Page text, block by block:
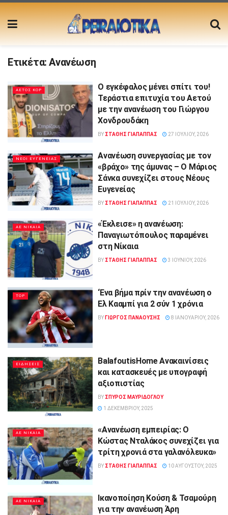
Ετικέτα:Ανανέωση
ΑΕΤΟΣ ΚΟΡ
Ο εγκέφαλος μένει σπίτι του!
Τεράστια επιτυχία του Αετού
με την ανανέωση του Γιώργου
Χονδρουδάκη
BY ΣΤΑΘΗΣ ΓΊΑΠΑΠΠΑΣ 27 ΙΟΥΛΊΟΥ, 2026
ΝΕΟΙ ΕΥΓΕΝΕΙΑΣ
Ανανέωση συνεργασίας με τον
«βράχο» της άμυνας – Ο Μάριος
Σάνκα συνεχίζει στους Νέους
Ευγενείας
BY ΣΤΑΘΗΣ ΓΊΑΠΑΠΠΑΣ 21 ΙΟΥΛΊΟΥ, 2026
ΑΕ ΝΙΚΑΙΑ
«Έκλεισε» η ανανέωση:
Παναγιωτόπουλος παραμένει
στη Νίκαια
BY ΣΤΑΘΗΣ ΓΊΑΠΑΠΠΑΣ 3 ΙΟΥΝΊΟΥ, 2026
TOP
‘Ενα βήμα πρίν την ανανέωση ο
Ελ Κααμπί για 2 σύν 1 χρόνια
BY ΓΙΏΡΓΟΣ ΠΑΝΑΟΎΣΗΣ 8 ΙΑΝΟΥΑΡΊΟΥ, 2026
ΕΙΔΗΣΕΙΣ
BalafoutisHome Ανακαινίσεις
και κατασκευές με υπογραφή
αξιοπιστίας
BY ΣΠΥΡΟΣ ΜΑΥΡΙΔΟΓΛΟΥ
1 ΔΕΚΕΜΒΡΊΟΥ, 2025
ΑΕ ΝΙΚΑΙΑ
«Ανανέωση εμπειρίας: Ο
Κώστας Νταλάκος συνεχίζει για
τρίτη χρονιά στα γαλανόλευκα»
BY ΣΤΑΘΗΣ ΓΊΑΠΑΠΠΑΣ 10 ΑΥΓΟΎΣΤΟΥ, 2025
ΑΕ ΝΙΚΑΙΑ
Ικανοποίηση Κούση & Τσαμούρη
για την ανανέωση Άρη